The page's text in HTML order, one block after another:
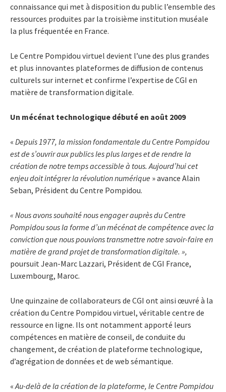
connaissance qui met à disposition du public l’ensemble des
ressources produites par la troisième institution muséale
la plus fréquentée en France.
Le Centre Pompidou virtuel devient l’une des plus grandes
et plus innovantes plateformes de diffusion de contenus
culturels sur internet et confirme l’expertise de CGI en
matière de transformation digitale.
Un mécénat technologique débuté en août 2009
« Depuis 1977, la mission fondamentale du Centre Pompidou
est de s’ouvrir aux publics les plus larges et de rendre la
création de notre temps accessible à tous. Aujourd’hui cet
enjeu doit intégrer la révolution numérique » avance Alain
Seban, Président du Centre Pompidou.
« Nous avons souhaité nous engager auprès du Centre
Pompidou sous la forme d’un mécénat de compétence avec la
conviction que nous pouvions transmettre notre savoir-faire en
matière de grand projet de transformation digitale. »,
poursuit Jean-Marc Lazzari, Président de CGI France,
Luxembourg, Maroc.
Une quinzaine de collaborateurs de CGI ont ainsi œuvré à la
création du Centre Pompidou virtuel, véritable centre de
ressource en ligne. Ils ont notamment apporté leurs
compétences en matière de conseil, de conduite du
changement, de création de plateforme technologique,
d’agrégation de données et de web sémantique.
« Au-delà de la création de la plateforme, le Centre Pompidou